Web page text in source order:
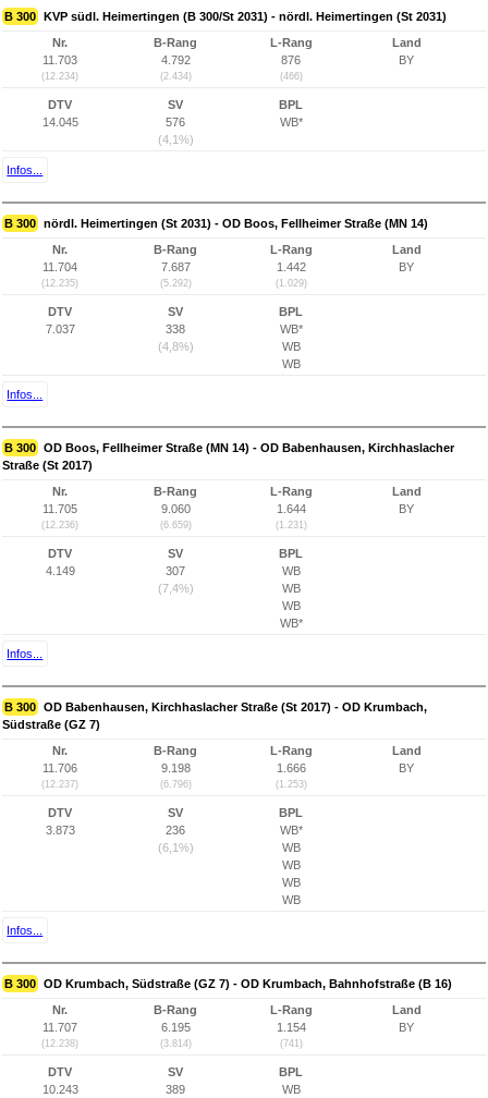
B 300 KVP südl. Heimertingen (B 300/St 2031) - nördl. Heimertingen (St 2031)
Nr.
11.703
(12.234)
B-Rang
4.792
(2.434)
L-Rang
876
(466)
Land
BY
DTV
14.045
SV
576
(4,1%)
BPL
WB*
Infos...
B 300 nördl. Heimertingen (St 2031) - OD Boos, Fellheimer Straße (MN 14)
Nr.
11.704
(12.235)
B-Rang
7.687
(5.292)
L-Rang
1.442
(1.029)
Land
BY
DTV
7.037
SV
338
(4,8%)
BPL
WB*
WB
WB
Infos...
B 300 OD Boos, Fellheimer Straße (MN 14) - OD Babenhausen, Kirchhaslacher
Straße (St 2017)
Nr.
11.705
(12.236)
B-Rang
9.060
(6.659)
L-Rang
1.644
(1.231)
Land
BY
DTV
4.149
SV
307
(7,4%)
BPL
WB
WB
WB
WB*
Infos...
B 300 OD Babenhausen, Kirchhaslacher Straße (St 2017) - OD Krumbach,
Südstraße (GZ 7)
Nr.
11.706
(12.237)
B-Rang
9.198
(6.796)
L-Rang
1.666
(1.253)
Land
BY
DTV
3.873
SV
236
(6,1%)
BPL
WB*
WB
WB
WB
WB
Infos...
B 300 OD Krumbach, Südstraße (GZ 7) - OD Krumbach, Bahnhofstraße (B 16)
Nr.
11.707
(12.238)
B-Rang
6.195
(3.814)
L-Rang
1.154
(741)
Land
BY
DTV
10.243
SV
389
BPL
WB